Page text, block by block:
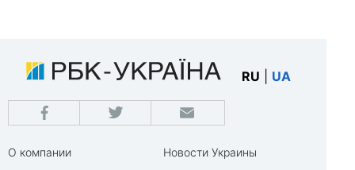
RU UA
О компании
Новости Украины